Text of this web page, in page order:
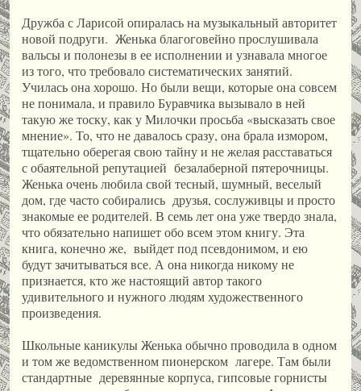
Дружба с Ларисой опиралась на музыкальный авторитет
новой подруги. Женька благоговейно прослушивала
вальсы и полонезы в ее исполнении и узнавала многое
из того, что требовало систематических занятий.
Училась она хорошо. Но были вещи, которые она совсем
не понимала, и правило Буравчика вызывало в ней
такую же тоску, как у Милочки просьба «высказать свое
мнение». То, что не давалось сразу, она брала измором,
тщательно оберегая свою тайну и не желая расставаться
с обаятельной репутацией безалаберной пятерочницы.
Женька очень любила свой тесный, шумный, веселый
дом, где часто собирались друзья, сослуживцы и просто
знакомые ее родителей. В семь лет она уже твердо знала,
что обязательно напишет обо всем этом книгу. Эта
книга, конечно же, выйдет под псевдонимом, и ею
будут зачитываться все. А она никогда никому не
признается, кто же настоящий автор такого
удивительного и нужного людям художественного
произведения.
Школьные каникулы Женька обычно проводила в одном
и том же ведомственном пионерском лагере. Там были
стандартные деревянные корпуса, гипсовые горнисты